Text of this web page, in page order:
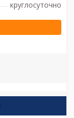
круглосуточно